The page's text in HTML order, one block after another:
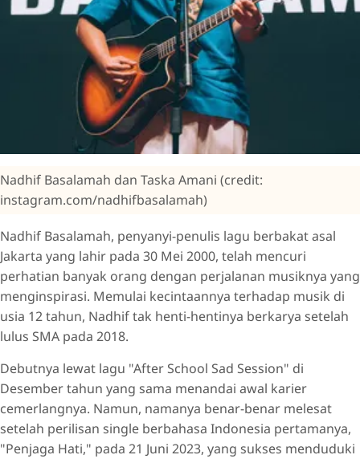
Nadhif Basalamah dan Taska Amani (credit:
instagram.com/nadhifbasalamah)
Nadhif Basalamah, penyanyi-penulis lagu berbakat asal
Jakarta yang lahir pada 30 Mei 2000, telah mencuri
perhatian banyak orang dengan perjalanan musiknya yang
menginspirasi. Memulai kecintaannya terhadap musik di
usia 12 tahun, Nadhif tak henti-hentinya berkarya setelah
lulus SMA pada 2018.
Debutnya lewat lagu "After School Sad Session" di
Desember tahun yang sama menandai awal karier
cemerlangnya. Namun, namanya benar-benar melesat
setelah perilisan single berbahasa Indonesia pertamanya,
"Penjaga Hati," pada 21 Juni 2023, yang sukses menduduki